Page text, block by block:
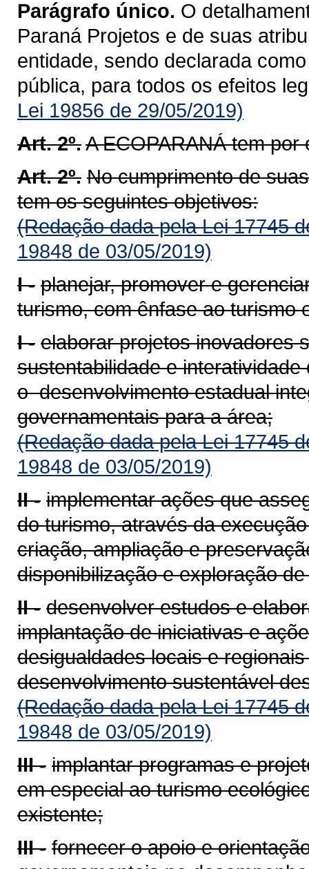
Parágrafo único. O
Paraná Projetos e de suas
entidade, sendo declarada
pública, para todos os efeitos
Lei 19856 de 29/05/2019)
Art. 2º.A ECOPARANÁ tem por
Art. 2º. No cumprimento de
tem os seguintes objetivos:
(Redação dada pela Lei 17745
19848 de 03/05/2019)
I - planejar, promover e
turismo, com ênfase ao turismo
I - elaborar projetos inovadores
sustentabilidade e
o desenvolvimento estadual
governamentais para a área;
(Redação dada pela Lei 17745
19848 de 03/05/2019)
II - implementar ações que
do turismo, através da
criação, ampliação e
disponibilização e exploração
II - desenvolver estudos e
implantação de iniciativas e
desigualdades locais e
desenvolvimento sustentável
(Redação dada pela Lei 17745
19848 de 03/05/2019)
III - implantar programas e
em especial ao turismo
existente;
III - fornecer o apoio e